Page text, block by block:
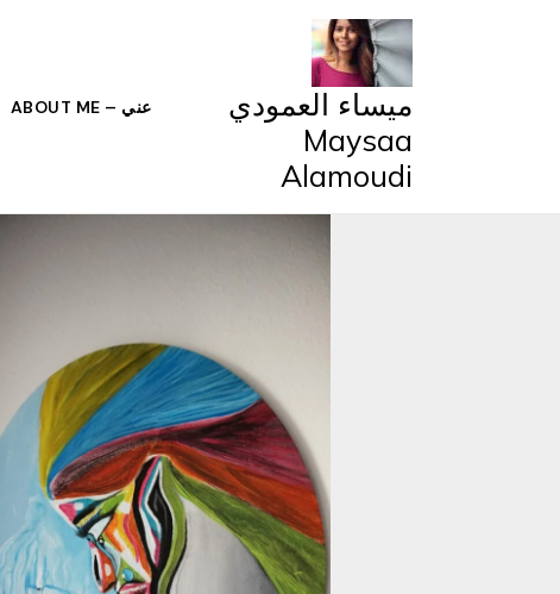
ميساء العمودي
Maysaa
Alamoudi
عني – ABOUT ME